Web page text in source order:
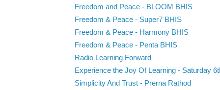
Freedom and Peace - BLOOM BHIS
Freedom & Peace - Super7 BHIS
Freedom & Peace - Harmony BHIS
Freedom & Peace - Penta BHIS
Radio Learning Forward
Experience the Joy Of Learning - Saturday
Simplicity And Trust - Prerna Rathod